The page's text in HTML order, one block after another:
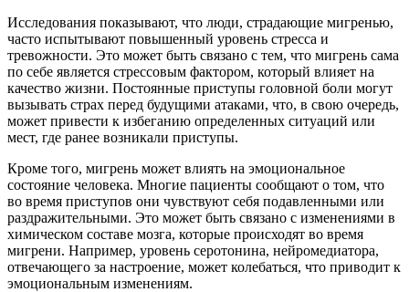
Исследования показывают, что люди, страдающие мигренью,
часто испытывают повышенный уровень стресса и
тревожности. Это может быть связано с тем, что мигрень сама
по себе является стрессовым фактором, который влияет на
качество жизни. Постоянные приступы головной боли могут
вызывать страх перед будущими атаками, что, в свою очередь,
может привести к избеганию определенных ситуаций или
мест, где ранее возникали приступы.
Кроме того, мигрень может влиять на эмоциональное
состояние человека. Многие пациенты сообщают о том, что
во время приступов они чувствуют себя подавленными или
раздражительными. Это может быть связано с изменениями в
химическом составе мозга, которые происходят во время
мигрени. Например, уровень серотонина, нейромедиатора,
отвечающего за настроение, может колебаться, что приводит к
эмоциональным изменениям.